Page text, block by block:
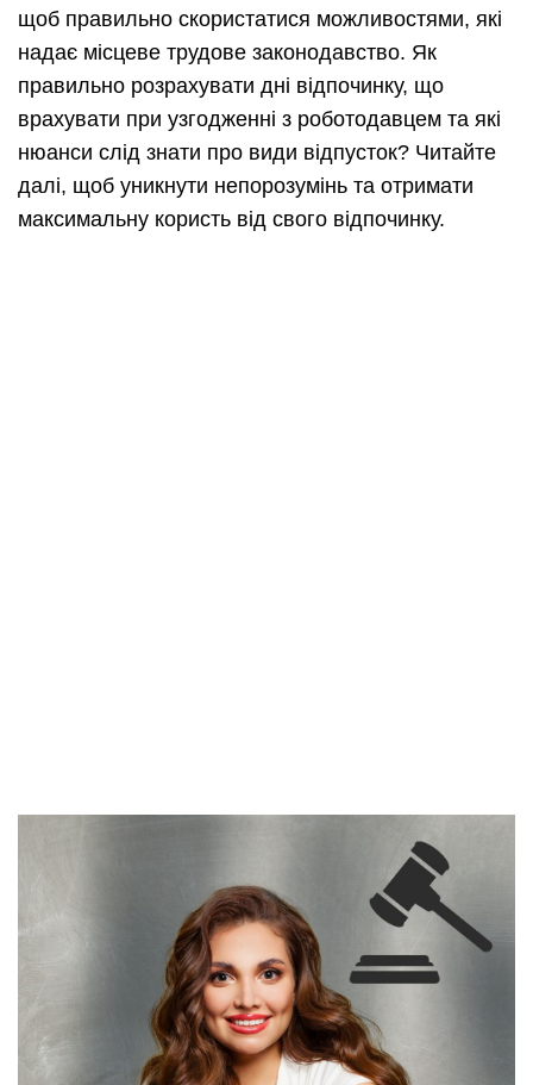
щоб правильно скористатися можливостями, які
надає місцеве трудове законодавство. Як
правильно розрахувати дні відпочинку, що
врахувати при узгодженні з роботодавцем та які
нюанси слід знати про види відпусток? Читайте
далі, щоб уникнути непорозумінь та отримати
максимальну користь від свого відпочинку.